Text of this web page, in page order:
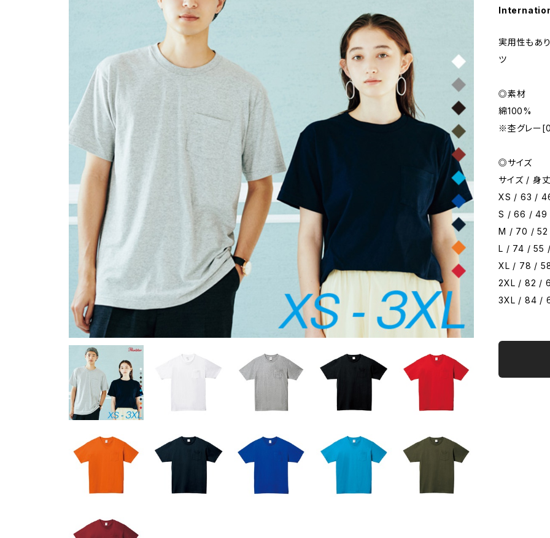
実用性もあり
ツ
◎素材
綿100%
※杢グレー
◎サイズ
サイズ / 身
XS / 63 /
S / 66 / 49
M / 70 /
L / 74 / 55
XL / 78 /
2XL / 82 /
3XL / 84 /